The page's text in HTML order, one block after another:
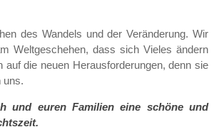
des Wandels und der Veränderung. Wir
Weltgeschehen, dass sich Vieles ändern
auf die neuen Herausforderungen, denn sie
uns.
und euren Familien eine schöne und